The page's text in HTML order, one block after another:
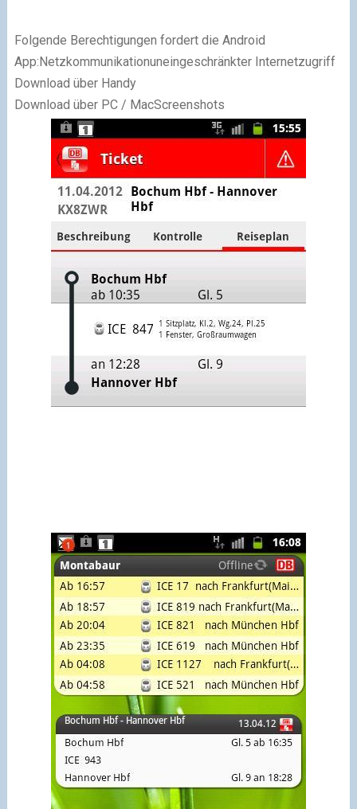
Folgende Berechtigungen fordert die Android
App:Netzkommunikationuneingeschränkter Internetzugriff
Download über Handy
Download über PC / MacScreenshots